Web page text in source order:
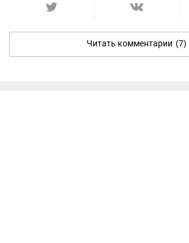
Читать комментарии (7)